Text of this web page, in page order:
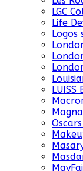
LGC
Life
Logos
LUISS